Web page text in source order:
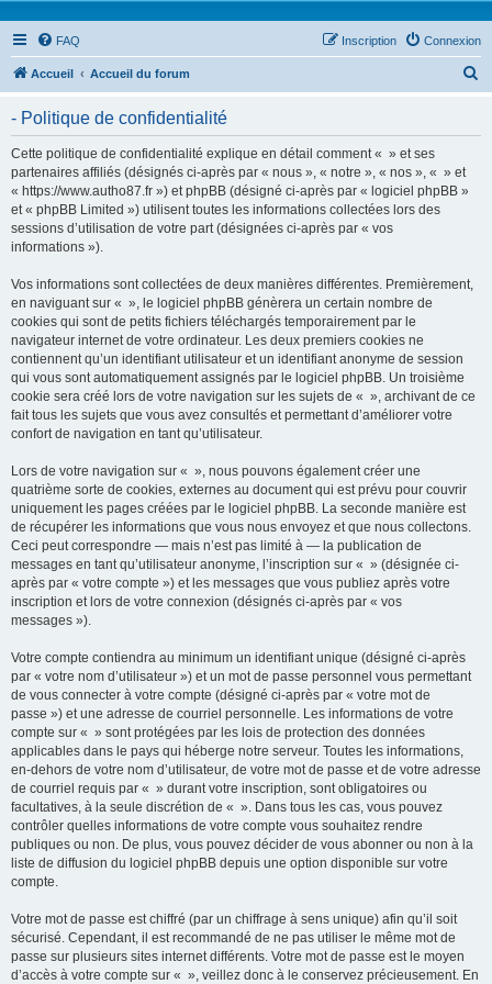
FAQ Connexion
Inscription
Accueil Accueil du forum
- Politique de confidentialité
Cette politique de confidentialité explique en détail comment « » et ses
partenaires affiliés (désignés ci-après par « nous », « notre », « nos », « » et
« https://www.autho87.fr ») et phpBB (désigné ci-après par « logiciel phpBB »
et « phpBB Limited ») utilisent toutes les informations collectées lors des
sessions d’utilisation de votre part (désignées ci-après par « vos
informations »).
Vos informations sont collectées de deux manières différentes. Premièrement,
en naviguant sur « », le logiciel phpBB génèrera un certain nombre de
cookies qui sont de petits fichiers téléchargés temporairement par le
navigateur internet de votre ordinateur. Les deux premiers cookies ne
contiennent qu’un identifiant utilisateur et un identifiant anonyme de session
qui vous sont automatiquement assignés par le logiciel phpBB. Un troisième
cookie sera créé lors de votre navigation sur les sujets de « », archivant de ce
fait tous les sujets que vous avez consultés et permettant d’améliorer votre
confort de navigation en tant qu’utilisateur.
Lors de votre navigation sur « », nous pouvons également créer une
quatrième sorte de cookies, externes au document qui est prévu pour couvrir
uniquement les pages créées par le logiciel phpBB. La seconde manière est
de récupérer les informations que vous nous envoyez et que nous collectons.
Ceci peut correspondre — mais n’est pas limité à — la publication de
messages en tant qu’utilisateur anonyme, l’inscription sur « » (désignée ci-
après par « votre compte ») et les messages que vous publiez après votre
inscription et lors de votre connexion (désignés ci-après par « vos
messages »).
Votre compte contiendra au minimum un identifiant unique (désigné ci-après
par « votre nom d’utilisateur ») et un mot de passe personnel vous permettant
de vous connecter à votre compte (désigné ci-après par « votre mot de
passe ») et une adresse de courriel personnelle. Les informations de votre
compte sur « » sont protégées par les lois de protection des données
applicables dans le pays qui héberge notre serveur. Toutes les informations,
en-dehors de votre nom d’utilisateur, de votre mot de passe et de votre adresse
de courriel requis par « » durant votre inscription, sont obligatoires ou
facultatives, à la seule discrétion de « ». Dans tous les cas, vous pouvez
contrôler quelles informations de votre compte vous souhaitez rendre
publiques ou non. De plus, vous pouvez décider de vous abonner ou non à la
liste de diffusion du logiciel phpBB depuis une option disponible sur votre
compte.
Votre mot de passe est chiffré (par un chiffrage à sens unique) afin qu’il soit
sécurisé. Cependant, il est recommandé de ne pas utiliser le même mot de
passe sur plusieurs sites internet différents. Votre mot de passe est le moyen
d’accès à votre compte sur « », veillez donc à le conservez précieusement. En